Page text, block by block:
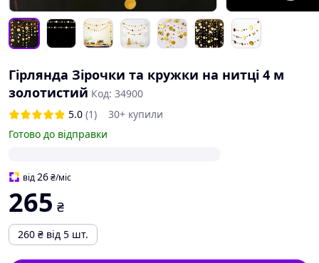
Гірлянда Зірочки та кружки на нитці 4 м
золотистий Код: 34900
5.0 (1)
30+ купили
Готово до відправки
від26₴/міс
265 ₴
260 ₴ від 5 шт.